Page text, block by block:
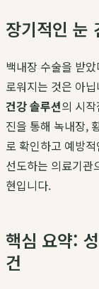
장기적인 눈
백내장 수술을 받
로워지는 것은 아
건강 솔루션의 시
진을 통해 녹내장,
로 확인하고 예방
선도하는 의료기관
현입니다.
핵심 요약:
건